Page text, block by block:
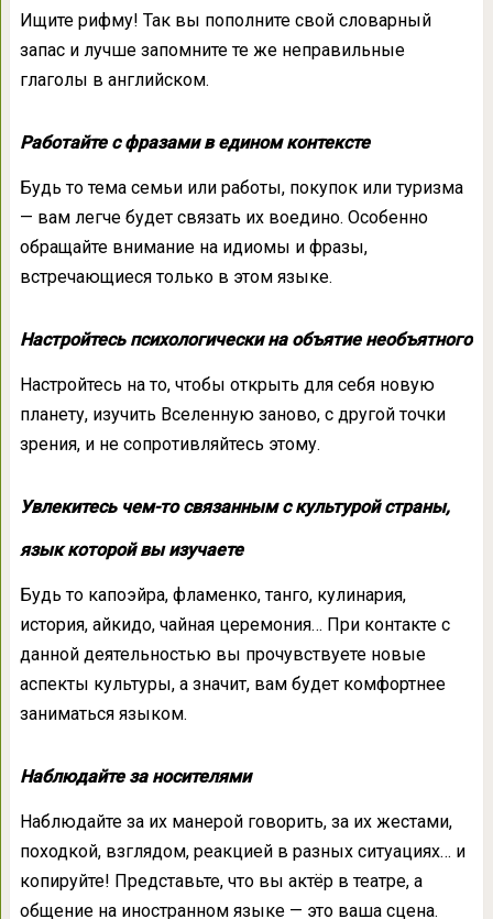
Ищите рифму! Так вы пополните свой словарный
запас и лучше запомните те же неправильные
глаголы в английском.
Работайте с фразами в едином контексте
Будь то тема семьи или работы, покупок или туризма
— вам легче будет связать их воедино. Особенно
обращайте внимание на идиомы и фразы,
встречающиеся только в этом языке.
Настройтесь психологически на объятие необъятного
Настройтесь на то, чтобы открыть для себя новую
планету, изучить Вселенную заново, с другой точки
зрения, и не сопротивляйтесь этому.
Увлекитесь чем-то связанным с культурой страны,
язык которой вы изучаете
Будь то капоэйра, фламенко, танго, кулинария,
история, айкидо, чайная церемония… При контакте с
данной деятельностью вы прочувствуете новые
аспекты культуры, а значит, вам будет комфортнее
заниматься языком.
Наблюдайте за носителями
Наблюдайте за их манерой говорить, за их жестами,
походкой, взглядом, реакцией в разных ситуациях… и
копируйте! Представьте, что вы актёр в театре, а
общение на иностранном языке — это ваша сцена.